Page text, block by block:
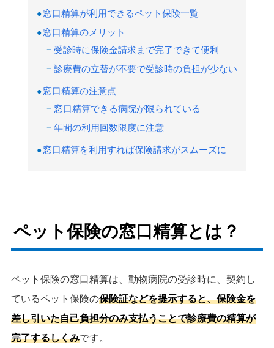
窓口精算が利用できるペット保険一覧
窓口精算のメリット
受診時に保険金請求まで完了できて便利
診療費の立替が不要で受診時の負担が少ない
窓口精算の注意点
窓口精算できる病院が限られている
年間の利用回数限度に注意
窓口精算を利用すれば保険請求がスムーズに
ペット保険の窓口精算とは？
ペット保険の窓口精算は、動物病院の受診時に、契約し
ているペット保険の保険証などを提示すると、保険金を
差し引いた自己負担分のみ支払うことで診療費の精算が
完了するしくみです。